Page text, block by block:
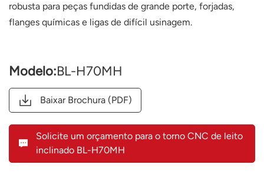
robusta para peças fundidas de grande porte, forjadas,
flanges químicas e ligas de difícil usinagem.
Modelo:BL-H70MH
Solicite um orçamento para o torno CNC de leito
inclinado BL-H70MH
Baixar Brochura (PDF)